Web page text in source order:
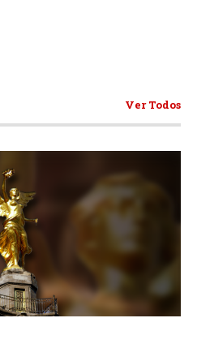
Ver Todos
381 Articulos